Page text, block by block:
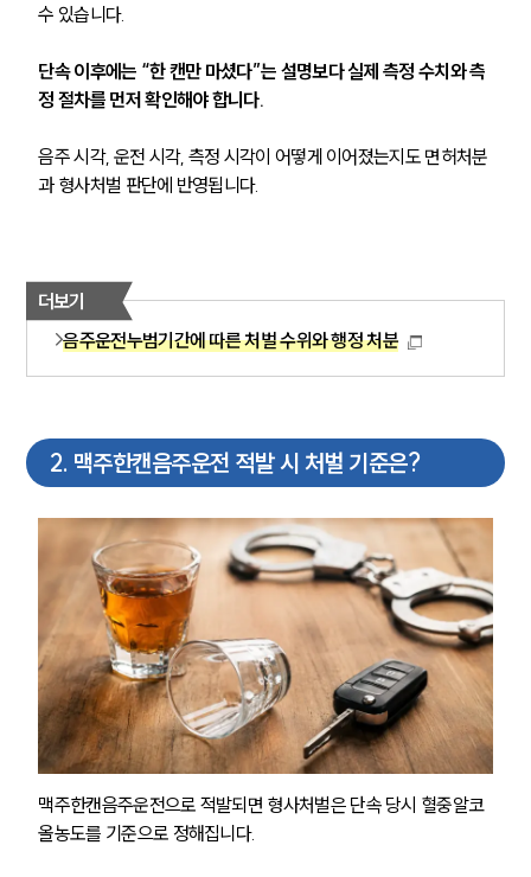
수 있습니다.
단속 이후에는 “한 캔만 마셨다”는 설명보다 실제 측정 수치와 측
정 절차를 먼저 확인해야 합니다.
음주 시각, 운전 시각, 측정 시각이 어떻게 이어졌는지도 면허처분
과 형사처벌 판단에 반영됩니다.
더보기
음주운전누범기간에 따른 처벌 수위와 행정 처분
2. 맥주한캔음주운전 적발 시 처벌 기준은?
맥주한캔음주운전으로 적발되면 형사처벌은 단속 당시 혈중알코
올농도를 기준으로 정해집니다.